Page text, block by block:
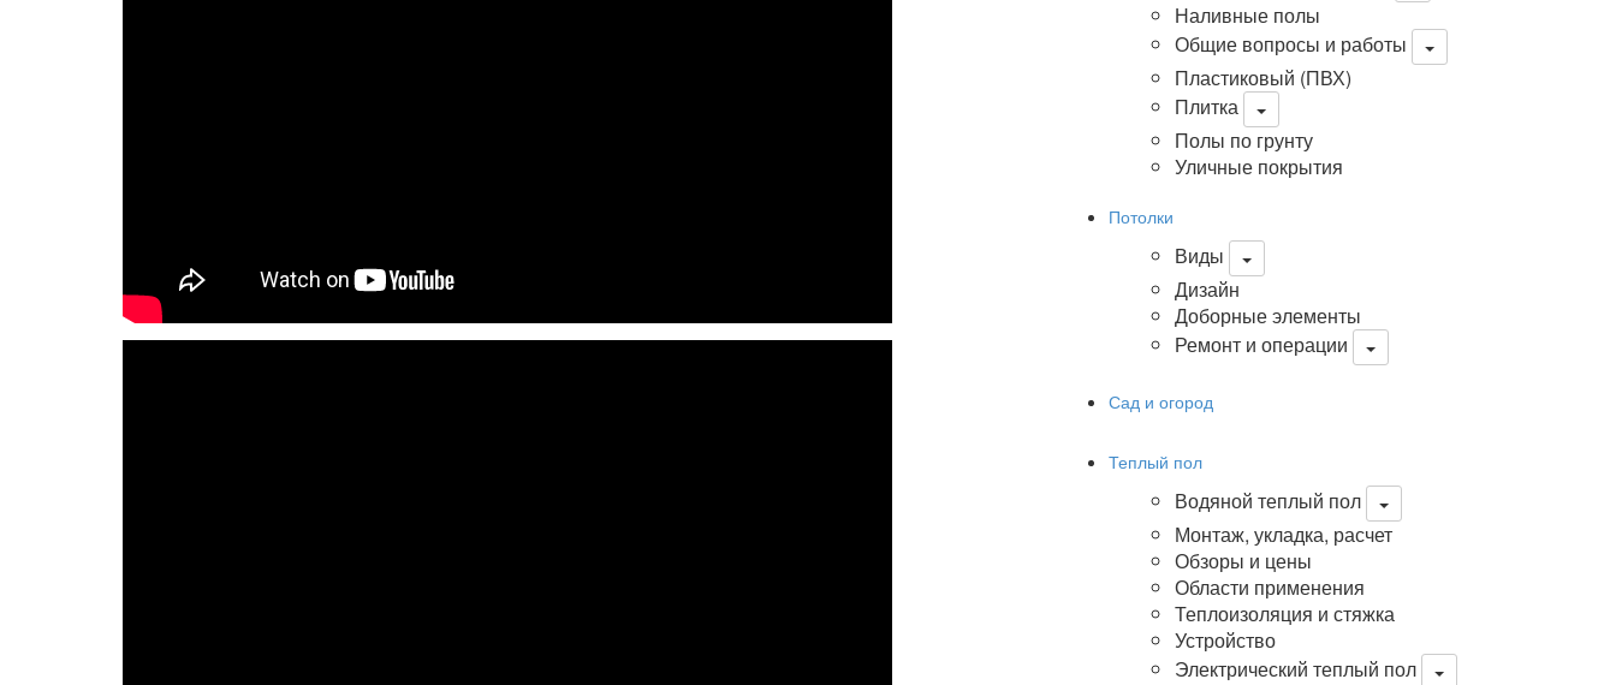
Наливные полы
Общие вопросы и работы
Пластиковый (ПВХ)
Плитка
Полы по грунту
Уличные покрытия
Потолки
Виды
Дизайн
Доборные элементы
Ремонт и операции
Сад и огород
Теплый пол
Водяной теплый пол
Монтаж, укладка, расчет
Обзоры и цены
Области применения
Теплоизоляция и стяжка
Устройство
Электрический теплый пол